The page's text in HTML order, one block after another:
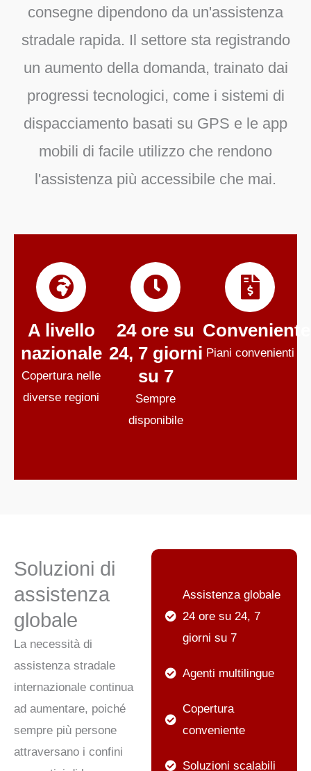
consegne dipendono da un'assistenza
stradale rapida. Il settore sta registrando
un aumento della domanda, trainato dai
progressi tecnologici, come i sistemi di
dispacciamento basati su GPS e le app
mobili di facile utilizzo che rendono
l'assistenza più accessibile che mai.
A livello
nazionale
Copertura nelle
diverse regioni
24 ore su
24, 7 giorni
su 7
Sempre
disponibile
Conveniente
Piani convenienti
Soluzioni di
assistenza
globale
La necessità di
assistenza stradale
internazionale continua
ad aumentare, poiché
sempre più persone
attraversano i confini
Assistenza globale
24 ore su 24, 7
giorni su 7
Agenti multilingue
Copertura
conveniente
Soluzioni scalabili